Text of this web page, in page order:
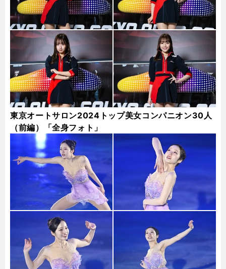
東京オートサロン2024トップ美女コンパニオン30人
（前編）「全身フォト」